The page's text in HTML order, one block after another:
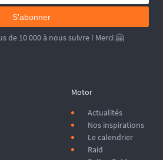
S'abonner
de 10 000 à nous suivre ! Merci 🤗
Motor
Actualités
Nos inspirations
Le calendrier
Raid